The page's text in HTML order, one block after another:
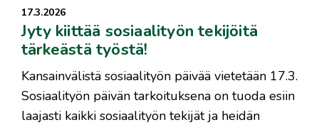
17.3.2026
Jyty kiittää sosiaalityön tekijöitä
tärkeästä työstä!
Kansainvälistä sosiaalityön päivää vietetään 17.3.
Sosiaalityön päivän tarkoituksena on tuoda esiin
laajasti kaikki sosiaalityön tekijät ja heidän